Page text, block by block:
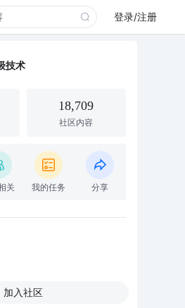
登录/注册
技术
18,709
社区内容
关 我的任务 分享
加入社区